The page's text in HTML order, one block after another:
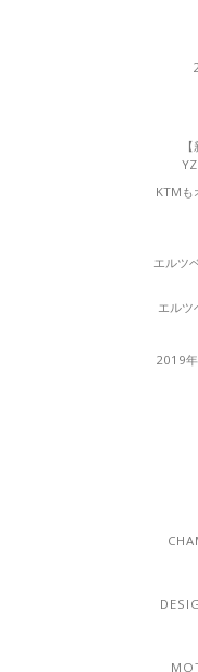
KTMも
エルツ
エルツ
2019